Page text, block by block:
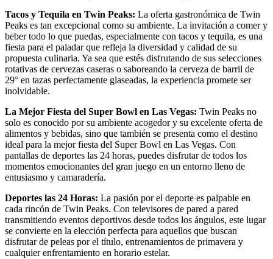
Tacos y Tequila en Twin Peaks: La oferta gastronómica de Twin
Peaks es tan excepcional como su ambiente. La invitación a comer y
beber todo lo que puedas, especialmente con tacos y tequila, es una
fiesta para el paladar que refleja la diversidad y calidad de su
propuesta culinaria. Ya sea que estés disfrutando de sus selecciones
rotativas de cervezas caseras o saboreando la cerveza de barril de
29° en tazas perfectamente glaseadas, la experiencia promete ser
inolvidable.
La Mejor Fiesta del Super Bowl en Las Vegas: Twin Peaks no
solo es conocido por su ambiente acogedor y su excelente oferta de
alimentos y bebidas, sino que también se presenta como el destino
ideal para la mejor fiesta del Super Bowl en Las Vegas. Con
pantallas de deportes las 24 horas, puedes disfrutar de todos los
momentos emocionantes del gran juego en un entorno lleno de
entusiasmo y camaradería.
Deportes las 24 Horas: La pasión por el deporte es palpable en
cada rincón de Twin Peaks. Con televisores de pared a pared
transmitiendo eventos deportivos desde todos los ángulos, este lugar
se convierte en la elección perfecta para aquellos que buscan
disfrutar de peleas por el título, entrenamientos de primavera y
cualquier enfrentamiento en horario estelar.